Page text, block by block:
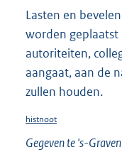
Lasten en
worden geplaatst
autoriteiten,
aangaat, aan de
zullen houden.
histnoot
Gegeven te 's-